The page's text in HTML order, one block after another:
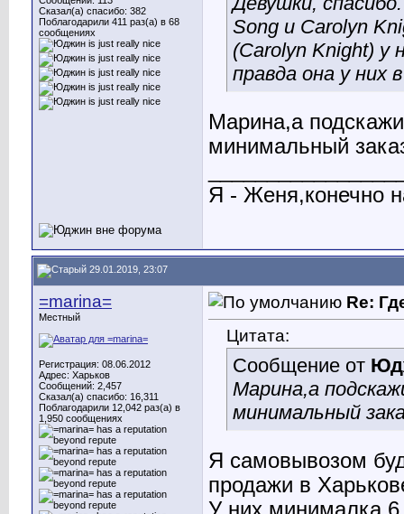
Сказал(а) спасибо: 382
Поблагодарили 411 раз(а) в 68
сообщениях
Song и Carolyn
(Carolyn Knight) у
правда она у них
Марина,а
минимальный
Я - Женя,конечно
29.01.2019, 23:07
=marina=
Местный
Регистрация: 08.06.2012
Адрес: Харьков
Сообщений: 2,457
Сказал(а) спасибо: 16,311
Поблагодарили 12,042 раз(а) в
1,950 сообщениях
Re:
Цитата:
Сообщение от
Марина,а
минимальный
Я самовывозом
продажи в